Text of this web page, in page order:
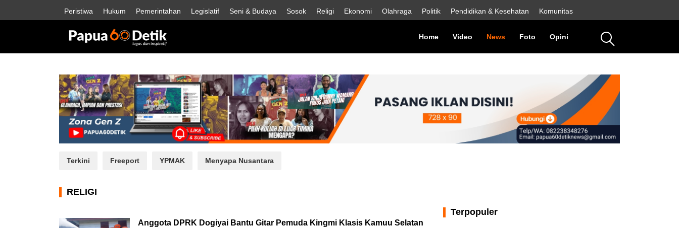
Peristiwa Hukum Pemerintahan Legislatif Seni & Budaya Sosok Religi Ekonomi Olahraga Politik Pendidikan & Kesehatan Komunitas
Home(current)
Video (current)
News(current)
Foto (current)
Opini
Terkini Freeport YPMAK Menyapa Nusantara
RELIGI
Anggota DPRK Dogiyai Bantu Gitar Pemuda Kingmi Klasis Kamuu Selatan
Terpopuler